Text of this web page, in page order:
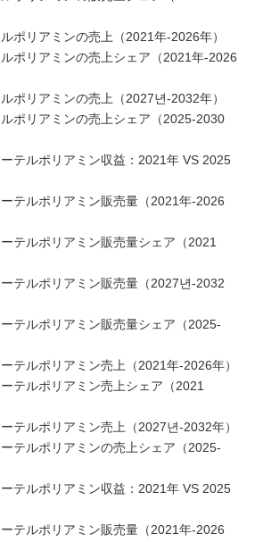
ポリアミンの売上（2021年-2026年）
ルポリアミンの売上シェア（2021年-2026
ポリアミンの売上（2027년-2032年）
ルポリアミンの売上シェア（2025-2030
ーテルポリアミン収益：2021年 VS 2025
ーテルポリアミン販売量（2021年-2026
テルポリアミン販売量シェア（2021
ーテルポリアミン販売量（2027년-2032
テルポリアミン販売量シェア（2025-
テルポリアミン売上（2021年-2026年）
テルポリアミン売上シェア（2021
テルポリアミン売上（2027년-2032年）
テルポリアミンの売上シェア（2025-
ーテルポリアミン収益：2021年 VS 2025
ーテルポリアミン販売量（2021年-2026